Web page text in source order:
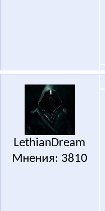
LethianDream
Мнения: 3810